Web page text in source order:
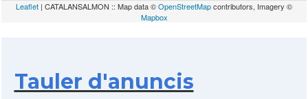
Leaflet | CATALANSALMON :: Map data ©OpenStreetMapcontributors, Imagery ©
Mapbox
Tauler d'anuncis